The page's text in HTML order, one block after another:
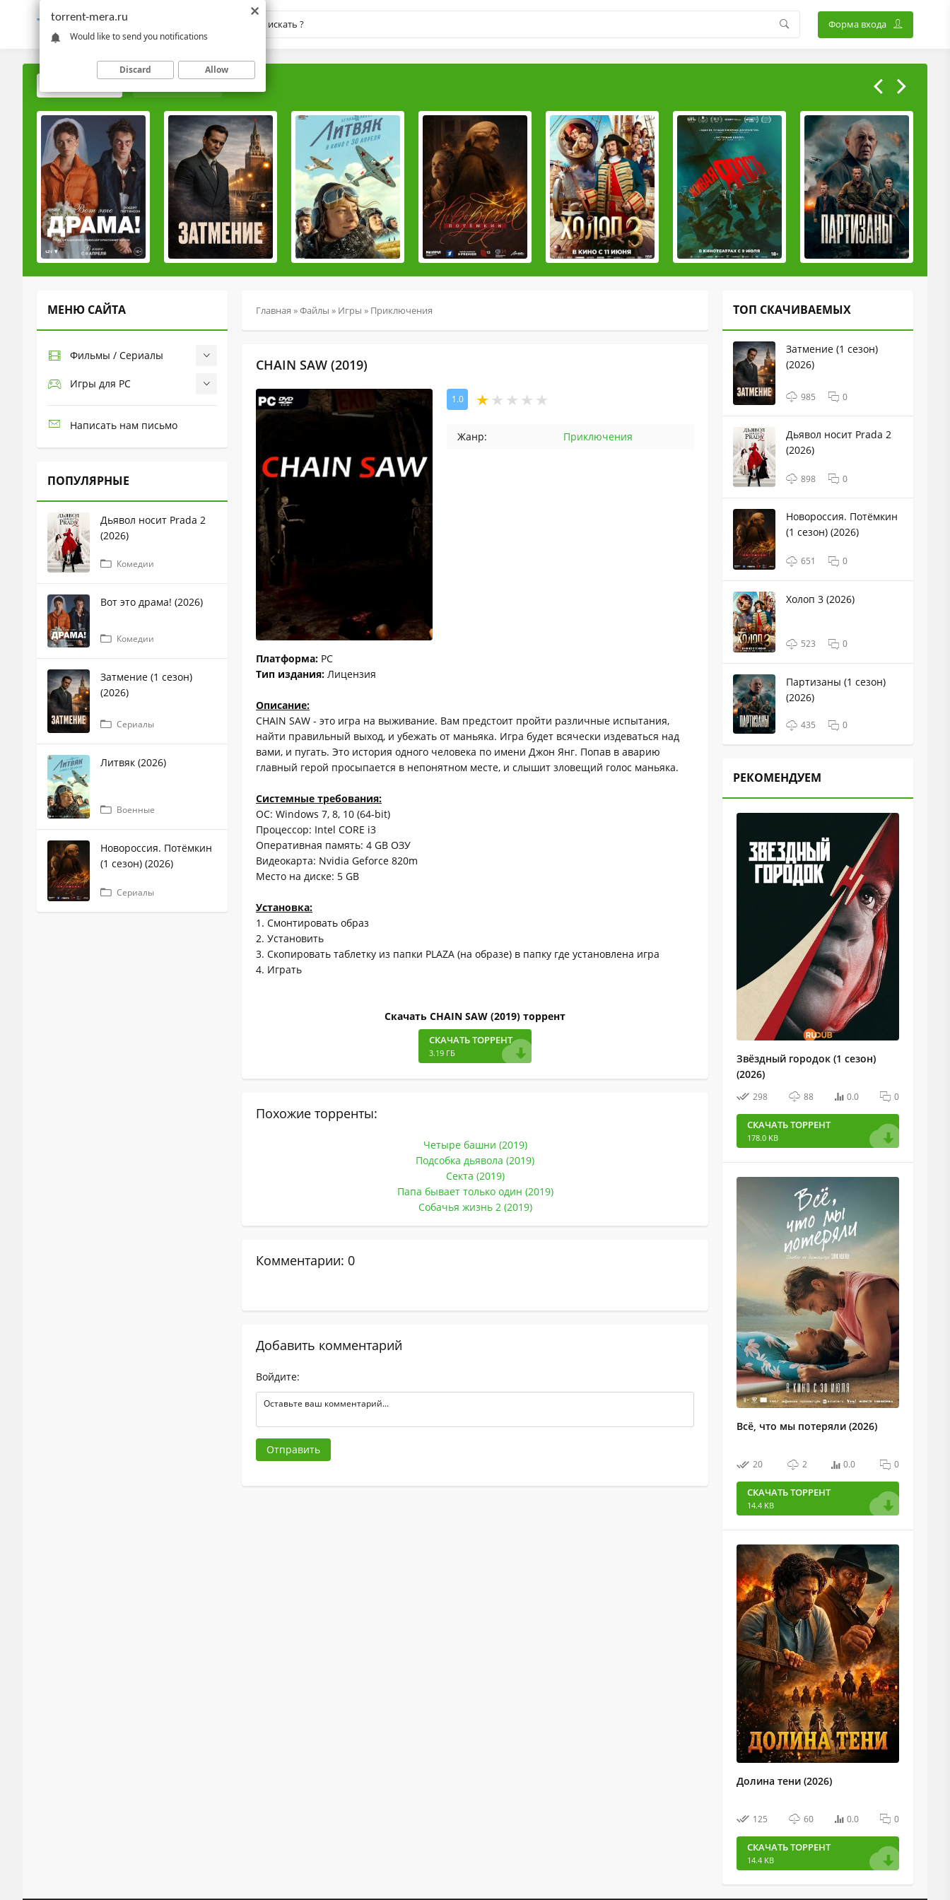
TORRENT-MERA.RU Форма входа
МЕНЮ САЙТА
Фильмы / Сериалы
Игры для PC
Написать нам письмо
ПОПУЛЯРНЫЕ
Дьявол носит Prada 2
(2026)
Комедии
Вот это драма! (2026)
Комедии
Затмение (1 сезон)
(2026)
Сериалы
Литвяк (2026)
Военные
Новороссия. Потёмкин
(1 сезон) (2026)
Сериалы
Главная »Файлы » Игры » Приключения
CHAIN SAW (2019)
1.0
Жанр: Приключения
Платформа: PC
Тип издания: Лицензия
Описание:
CHAIN SAW - это игра на выживание. Вам предстоит пройти различные испытания,
найти правильный выход, и убежать от маньяка. Игра будет всячески издеваться над
вами, и пугать. Это история одного человека по имени Джон Янг. Попав в аварию
главный герой просыпается в непонятном месте, и слышит зловещий голос маньяка.
Системные требования:
ОС: Windows 7, 8, 10 (64-bit)
Процессор: Intel CORE i3
Оперативная память: 4 GB ОЗУ
Видеокарта: Nvidia Geforce 820m
Место на диске: 5 GB
Установка:
1. Смонтировать образ
2. Установить
3. Скопировать таблетку из папки PLAZA (на образе) в папку где установлена игра
4. Играть
Скачать CHAIN SAW (2019) торрент
СКАЧАТЬ ТОРРЕНТ
3.19 ГБ
Похожие торренты:
Четыре башни (2019)
Подсобка дьявола (2019)
Секта (2019)
Папа бывает только один (2019)
Собачья жизнь 2 (2019)
Комментарии: 0
Добавить комментарий
Войдите:
Отправить
ТОП СКАЧИВАЕМЫХ
Затмение (1 сезон)
(2026)
985 0
Дьявол носит Prada 2
(2026)
898 0
Новороссия. Потёмкин
(1 сезон) (2026)
651 0
Холоп 3 (2026)
523 0
Партизаны (1 сезон)
(2026)
435 0
РЕКОМЕНДУЕМ
Звёздный городок (1 сезон)
(2026)
298 88 0.0 0
СКАЧАТЬ ТОРРЕНТ
178.0 KB
Всё, что мы потеряли (2026)
20 2 0.0 0
СКАЧАТЬ ТОРРЕНТ
14.4 KB
Долина тени (2026)
125 60 0.0 0
СКАЧАТЬ ТОРРЕНТ
14.4 KB
torrent-mera.ru
Would like to send you notifications
Discard Allow